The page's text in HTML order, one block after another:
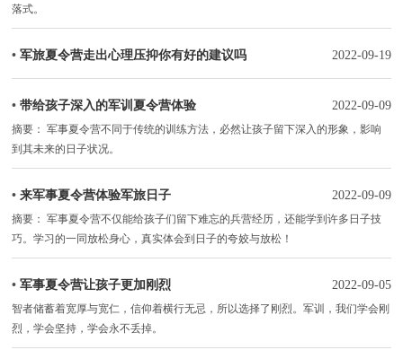
落式。
•军旅夏令营走出心理压抑你有好的建议吗 2022-09-19
•带给孩子深入的军训夏令营体验 2022-09-09
摘要： 军事夏令营不同于传统的训练方法，必然让孩子留下深入的形象，影响
到其未来的日子状况。
•来军事夏令营体验军旅日子 2022-09-09
摘要： 军事夏令营不仅能给孩子们留下难忘的兵营经历，还能学到许多日子技
巧。学习的一同放松身心，真实体会到日子的夸姣与放松！
•军事夏令营让孩子更加刚烈 2022-09-05
智者储蓄着宽厚与宽仁，信仰着横行无忌，所以选择了刚烈。军训，我们学会刚
烈，学会坚持，学会永不丢掉。